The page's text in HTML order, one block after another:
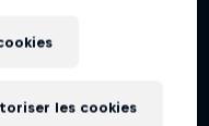
les cookies